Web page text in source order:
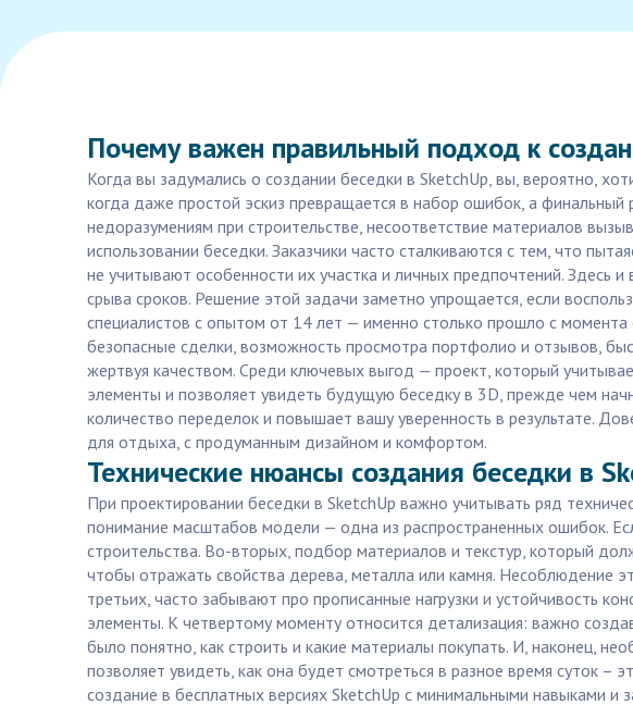
Почему важен правильный подход к
Когда вы задумались о создании беседки в SketchUp, вы, вероятно,
когда даже простой эскиз превращается в набор ошибок, а
недоразумениям при строительстве, несоответствие материалов
использовании беседки. Заказчики часто сталкиваются с тем, что
не учитывают особенности их участка и личных предпочтений. Здесь
срыва сроков. Решение этой задачи заметно упрощается, если
специалистов с опытом от 14 лет — именно столько прошло с
безопасные сделки, возможность просмотра портфолио и отзывов,
жертвуя качеством. Среди ключевых выгод — проект, который
элементы и позволяет увидеть будущую беседку в 3D, прежде чем
количество переделок и повышает вашу уверенность в результате.
для отдыха, с продуманным дизайном и комфортом.
Технические нюансы создания беседки в
При проектировании беседки в SketchUp важно учитывать ряд
понимание масштабов модели — одна из распространенных ошибок.
строительства. Во-вторых, подбор материалов и текстур, который
чтобы отражать свойства дерева, металла или камня. Несоблюдение
третьих, часто забывают про прописанные нагрузки и устойчивость
элементы. К четвертому моменту относится детализация: важно
было понятно, как строить и какие материалы покупать. И, наконец,
позволяет увидеть, как она будет смотреться в разное время суток
создание в бесплатных версиях SketchUp с минимальными навыками и